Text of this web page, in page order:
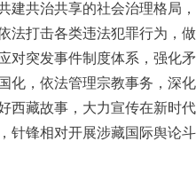
建共治共享的社会治理格局
法打击各类违法犯罪行为，
对突发事件制度体系，强化
化，依法管理宗教事务，深
西藏故事，大力宣传在新时
针锋相对开展涉藏国际舆论